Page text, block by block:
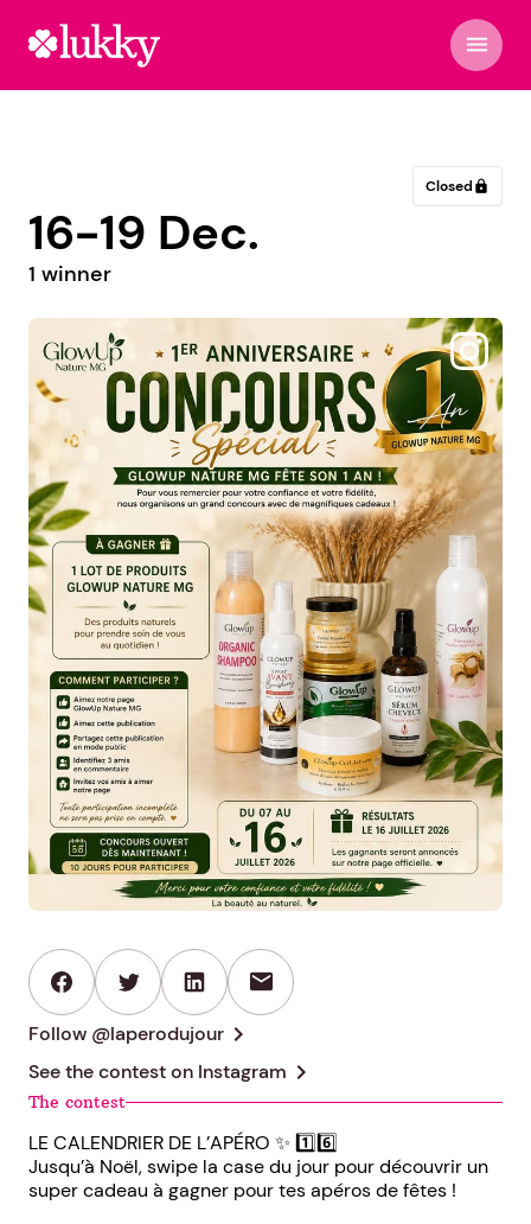
menu
Closed lock
16-19 Dec.
1 winner
@laperodujour
mail
Follow @laperodujour chevron_right
See the contest on Instagram chevron_right
The contest
LE CALENDRIER DE L’APÉRO ✨ 1️⃣6️⃣
Jusqu’à Noël, swipe la case du jour pour découvrir un
super cadeau à gagner pour tes apéros de fêtes !